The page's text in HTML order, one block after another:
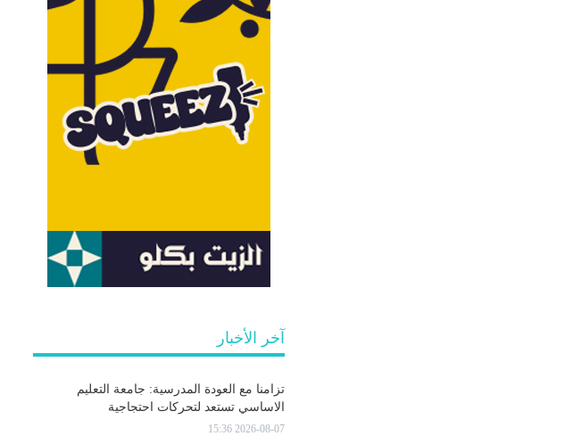
آخر الأخبار
تزامنا مع العودة المدرسية: جامعة التعليم
الاساسي تستعد لتحركات احتجاجية
2026-08-07 15:36